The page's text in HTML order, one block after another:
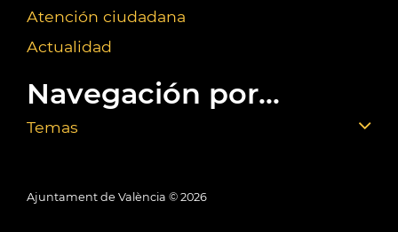
Atención ciudadana
Actualidad
Navegación por...
Temas
Ajuntament de València © 2026